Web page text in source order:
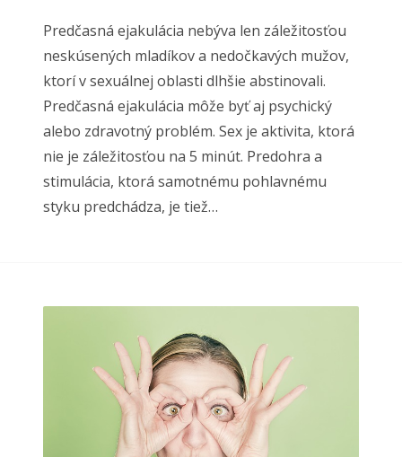
Predčasná ejakulácia nebýva len záležitosťou
neskúsených mladíkov a nedočkavých mužov,
ktorí v sexuálnej oblasti dlhšie abstinovali.
Predčasná ejakulácia môže byť aj psychický
alebo zdravotný problém. Sex je aktivita, ktorá
nie je záležitosťou na 5 minút. Predohra a
stimulácia, ktorá samotnému pohlavnému
styku predchádza, je tiež…